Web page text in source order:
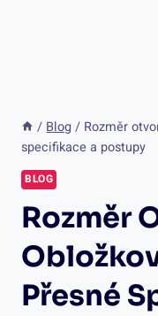
/ Blog / Rozměr
specifikace a postupy
BLOG
Rozměr
Přesné